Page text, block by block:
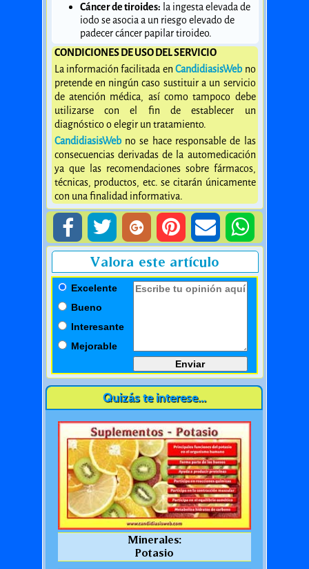
Cáncer de tiroides: la ingesta elevada de
iodo se asocia a un riesgo elevado de
padecer cáncer papilar tiroideo.
CONDICIONES DE USO DEL SERVICIO
La información facilitada enCandidiasisWebno
pretende en ningún caso sustituir a un servicio
de atención médica, así como tampoco debe
utilizarse con el fin de establecer un
diagnóstico o elegir un tratamiento.
CandidiasisWebno se hace responsable de las
consecuencias derivadas de la automedicación
ya que las recomendaciones sobre fármacos,
técnicas, productos, etc. se citarán únicamente
con una finalidad informativa.
Valora este artículo
Excelente
Bueno
Interesante
Mejorable
Quizás te interese...
Minerales:
Potasio